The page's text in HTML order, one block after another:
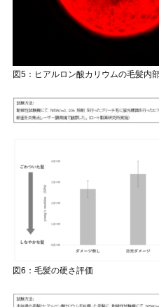
図5：ヒアルロン酸カリウムの毛髪内
図6：毛髪の硬さ評価